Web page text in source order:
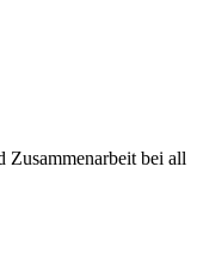
Zusammenarbeit bei all